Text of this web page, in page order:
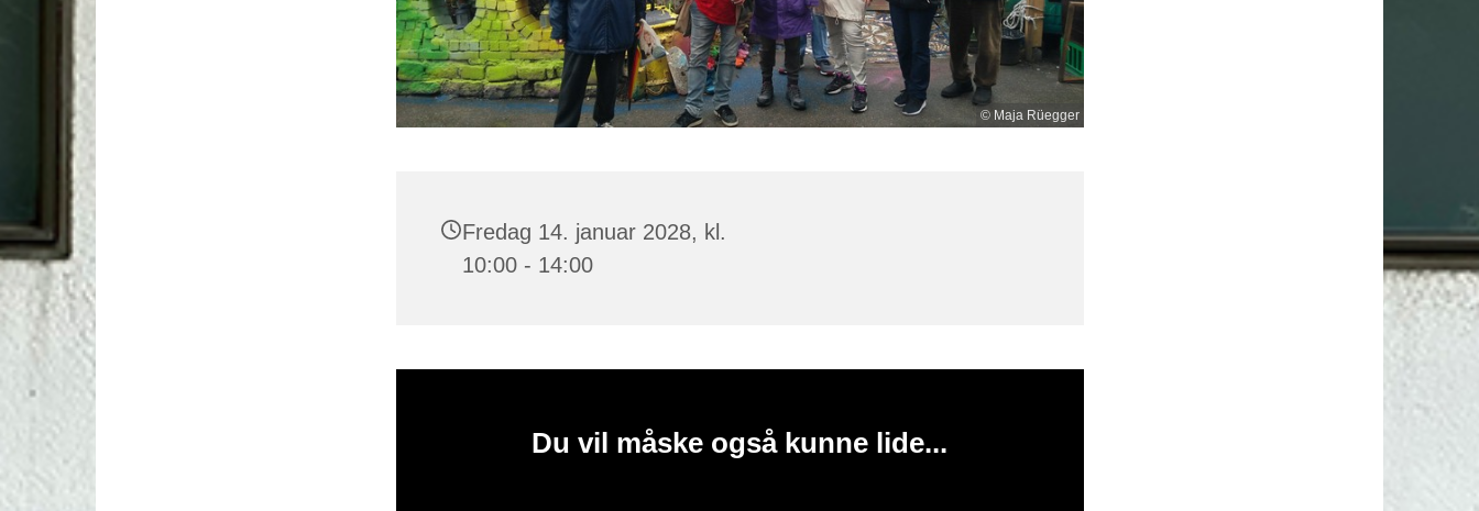
© Maja Rüegger
Fredag 14. januar 2028, kl.
10:00 - 14:00
Du vil måske også kunne lide...